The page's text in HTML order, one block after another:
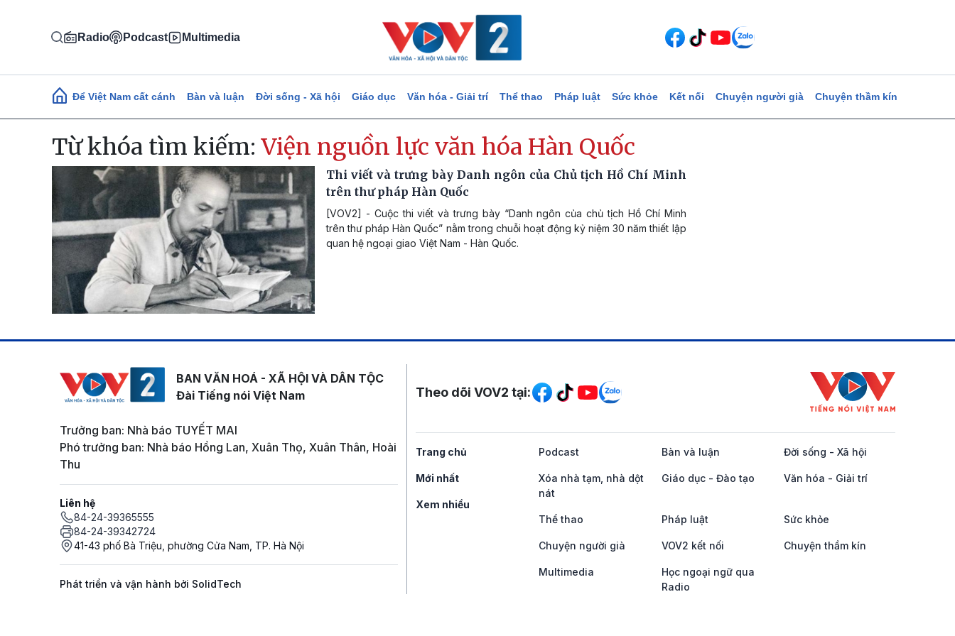
Radio Podcast Multimedia
Main navigation
Để Việt Nam cất cánh Bàn và luận Đời sống - Xã hội Giáo dục Văn hóa - Giải trí Thể thao Pháp luật Sức khỏe Kết nối Chuyện người già Chuyện thầm kín
Từ khóa tìm kiếm:Viện nguồn lực văn hóa Hàn Quốc
Thi viết và trưng bày Danh ngôn của Chủ tịch Hồ Chí Minh
trên thư pháp Hàn Quốc
[VOV2] - Cuộc thi viết và trưng bày “Danh ngôn của chủ tịch Hồ Chí Minh
trên thư pháp Hàn Quốc” nằm trong chuỗi hoạt động kỷ niệm 30 năm thiết lập
quan hệ ngoại giao Việt Nam - Hàn Quốc.
BAN VĂN HOÁ - XÃ HỘI VÀ DÂN TỘC
Đài Tiếng nói Việt Nam
Trưởng ban: Nhà báo TUYẾT MAI
Phó trưởng ban: Nhà báo Hồng Lan, Xuân Thọ, Xuân Thân, Hoài
Thu
Liên hệ
84-24-39365555
84-24-39342724
41-43 phố Bà Triệu, phường Cửa Nam, TP. Hà Nội
Phát triển và vận hành bởi SolidTech
Mạng xã hội
Theo dõi VOV2 tại:
Trang chủ
Mới nhất
Xem nhiều
Podcast Bàn và luận Đời sống - Xã hội
Xóa nhà tạm, nhà dột
nát
Giáo dục - Đào tạo Văn hóa - Giải trí
Thể thao Pháp luật Sức khỏe
Chuyện người già VOV2 kết nối Chuyện thầm kín
Multimedia
Học ngoại ngữ qua
Radio